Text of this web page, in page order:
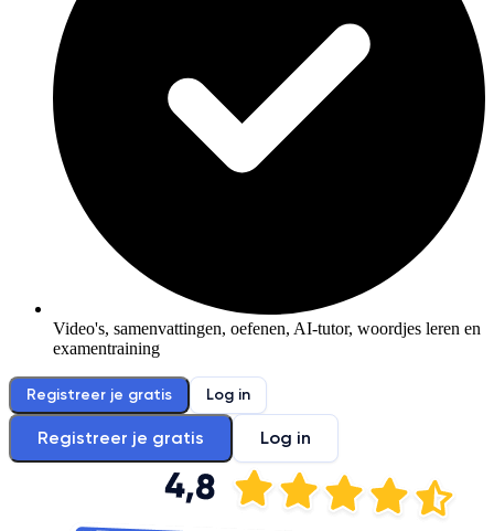
Video's, samenvattingen, oefenen, AI-tutor, woordjes leren en
examentraining
Registreer je gratis Log in
Registreer je gratis Log in